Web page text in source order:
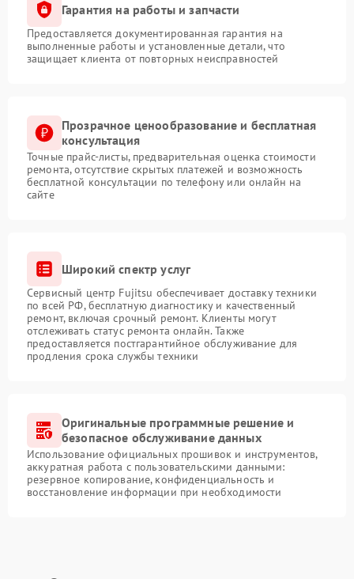
Гарантия на работы и запчасти
Предоставляется документированная гарантия на
выполненные работы и установленные детали, что
защищает клиента от повторных неисправностей
Прозрачное ценообразование и бесплатная
консультация
Точные прайс-листы, предварительная оценка стоимости
ремонта, отсутствие скрытых платежей и возможность
бесплатной консультации по телефону или онлайн на
сайте
Широкий спектр услуг
Сервисный центр Fujitsu обеспечивает доставку техники
по всей РФ, бесплатную диагностику и качественный
ремонт, включая срочный ремонт. Клиенты могут
отслеживать статус ремонта онлайн. Также
предоставляется постгарантийное обслуживание для
продления срока службы техники
Оригинальные программные решение и
безопасное обслуживание данных
Использование официальных прошивок и инструментов,
аккуратная работа с пользовательскими данными:
резервное копирование, конфиденциальность и
восстановление информации при необходимости